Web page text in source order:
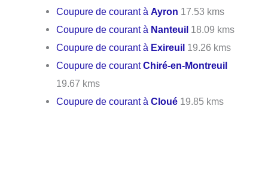
Coupure de courant àAyron 17.53 kms
Coupure de courant à Nanteuil 18.09 kms
Coupure de courant à Exireuil 19.26 kms
Coupure de courantChiré-en-Montreuil
19.67 kms
Coupure de courant àCloué 19.85 kms